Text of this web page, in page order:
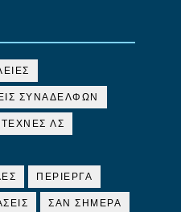
ΣΥΝΑΔΕΛΦΩΝ
ΛΣ
ΠΕΡΙΕΡΓΑ
ΣΑΝ ΣΗΜΕΡΑ